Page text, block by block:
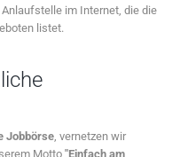
im Internet, die die
listet.
Jobbörse , vernetzen wir
Motto "Einfach am